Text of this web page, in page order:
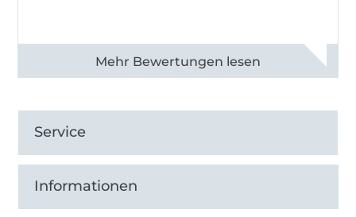
Alle 82990 Bewertungen ansehen
Service
Informationen